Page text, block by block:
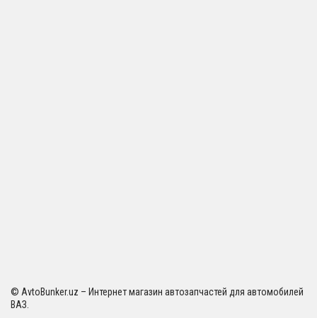
© AvtoBunker.uz – Интернет магазин автозапчастей для автомобилей
ВАЗ.